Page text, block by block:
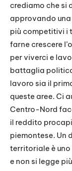
crediamo che si
approvando
più competitivi i
farne crescere
per viverci e
battaglia
lavoro sia il
queste aree. Ci
Centro-Nord
il reddito
piemontese. Un
territoriale è uno
e non si legge